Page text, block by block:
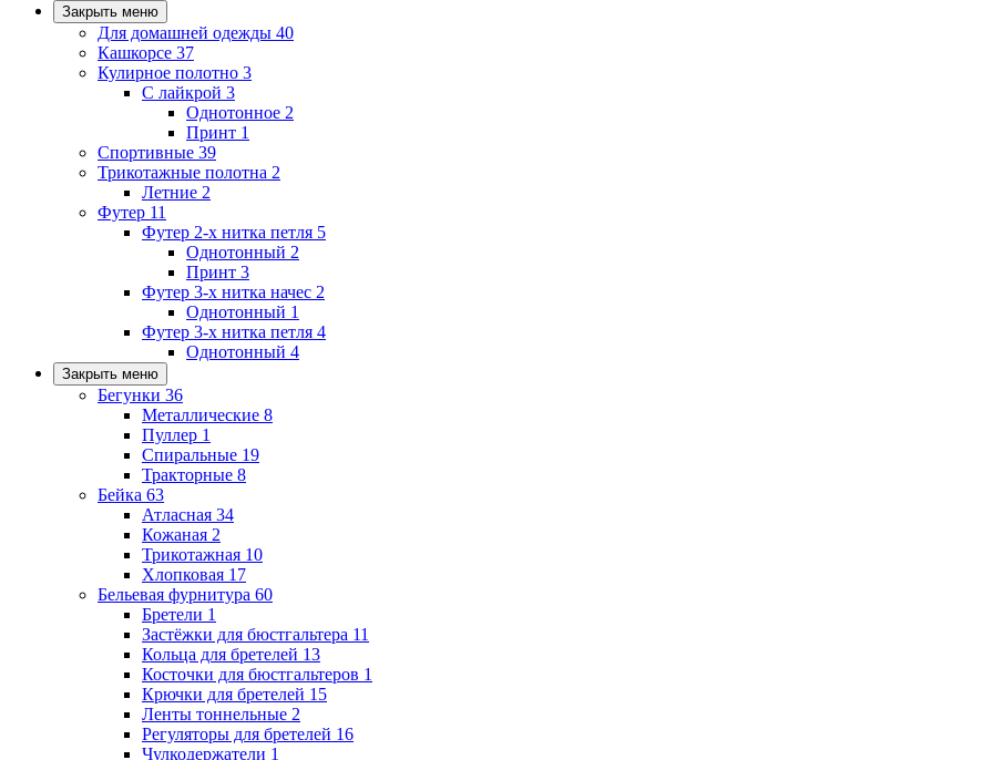
Закрыть меню
Для домашней одежды 40
Кашкорсе 37
Кулирное полотно 3
С лайкрой 3
Однотонное 2
Принт 1
Спортивные 39
Трикотажные полотна 2
Летние 2
Футер 11
Футер 2-х нитка петля 5
Однотонный 2
Принт 3
Футер 3-х нитка начес 2
Однотонный 1
Футер 3-х нитка петля 4
Однотонный 4
Закрыть меню
Бегунки 36
Металлические 8
Пуллер 1
Спиральные 19
Тракторные 8
Бейка 63
Атласная 34
Кожаная 2
Трикотажная 10
Хлопковая 17
Бельевая фурнитура 60
Бретели 1
Застёжки для бюстгальтера 11
Кольца для бретелей 13
Косточки для бюстгальтеров 1
Крючки для бретелей 15
Ленты тоннельные 2
Регуляторы для бретелей 16
Чулкодержатели 1